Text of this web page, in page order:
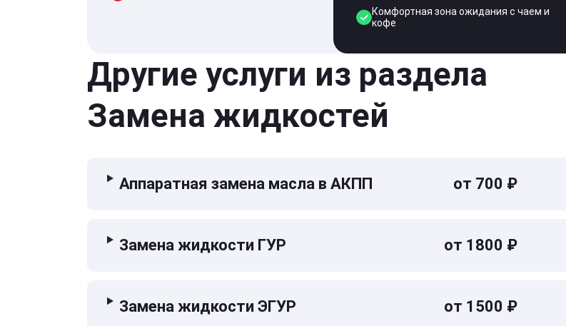
Комфортная зона ожидания с чаем и
кофе
Другие услуги из раздела
Замена жидкостей
Аппаратная замена масла в АКПП от 700 ₽
Замена жидкости ГУР от 1800 ₽
Замена жидкости ЭГУР от 1500 ₽